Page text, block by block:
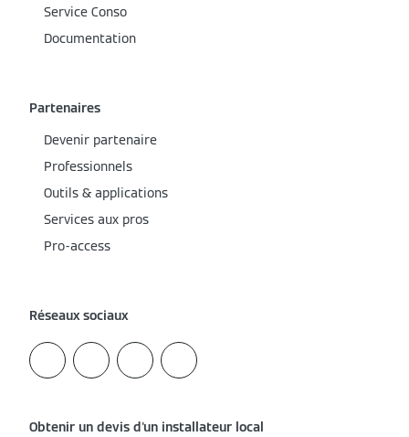
Service Conso
Documentation
Partenaires
Devenir partenaire
Professionnels
Outils & applications
Services aux pros
Pro-access
Réseaux sociaux
Obtenir un devis d'un installateur local